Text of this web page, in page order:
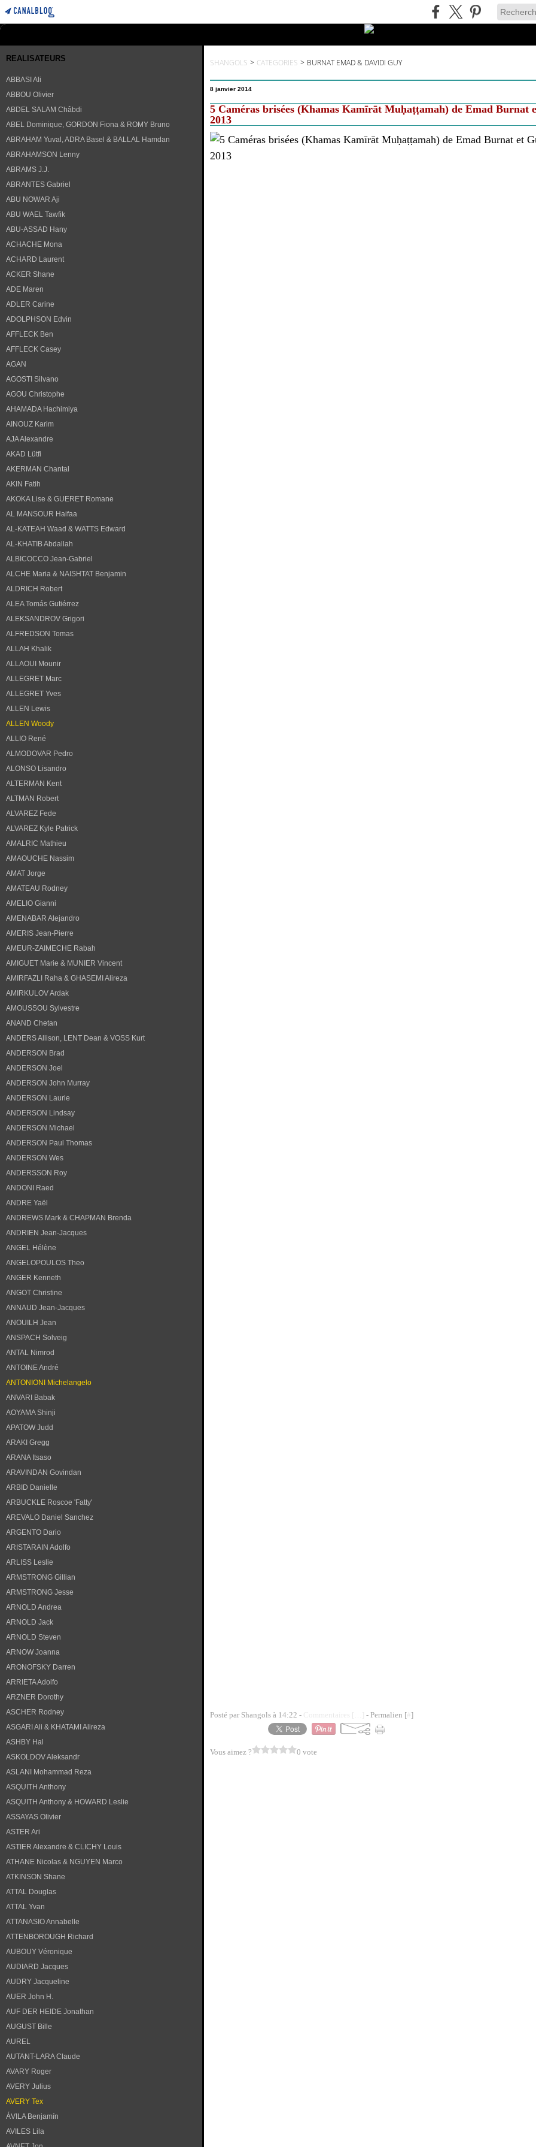
REALISATEURS
ABBASI Ali
ABBOU Olivier
ABDEL SALAM Châbdi
ABEL Dominique, GORDON Fiona & ROMY Bruno
ABRAHAM Yuval, ADRA Basel & BALLAL Hamdan
ABRAHAMSON Lenny
ABRAMS J.J.
ABRANTES Gabriel
ABU NOWAR Aji
ABU WAEL Tawfik
ABU-ASSAD Hany
ACHACHE Mona
ACHARD Laurent
ACKER Shane
ADE Maren
ADLER Carine
ADOLPHSON Edvin
AFFLECK Ben
AFFLECK Casey
AGAN
AGOSTI Silvano
AGOU Christophe
AHAMADA Hachimiya
AINOUZ Karim
AJA Alexandre
AKAD Lütfi
AKERMAN Chantal
AKIN Fatih
AKOKA Lise & GUERET Romane
AL MANSOUR Haifaa
AL-KATEAH Waad & WATTS Edward
AL-KHATIB Abdallah
ALBICOCCO Jean-Gabriel
ALCHE Maria & NAISHTAT Benjamin
ALDRICH Robert
ALEA Tomás Gutiérrez
ALEKSANDROV Grigori
ALFREDSON Tomas
ALLAH Khalik
ALLAOUI Mounir
ALLEGRET Marc
ALLEGRET Yves
ALLEN Lewis
ALLEN Woody
ALLIO René
ALMODOVAR Pedro
ALONSO Lisandro
ALTERMAN Kent
ALTMAN Robert
ALVAREZ Fede
ALVAREZ Kyle Patrick
AMALRIC Mathieu
AMAOUCHE Nassim
AMAT Jorge
AMATEAU Rodney
AMELIO Gianni
AMENABAR Alejandro
AMERIS Jean-Pierre
AMEUR-ZAIMECHE Rabah
AMIGUET Marie & MUNIER Vincent
AMIRFAZLI Raha & GHASEMI Alireza
AMIRKULOV Ardak
AMOUSSOU Sylvestre
ANAND Chetan
ANDERS Allison, LENT Dean & VOSS Kurt
ANDERSON Brad
ANDERSON Joel
ANDERSON John Murray
ANDERSON Laurie
ANDERSON Lindsay
ANDERSON Michael
ANDERSON Paul Thomas
ANDERSON Wes
ANDERSSON Roy
ANDONI Raed
ANDRE Yaël
ANDREWS Mark & CHAPMAN Brenda
ANDRIEN Jean-Jacques
ANGEL Hélène
ANGELOPOULOS Theo
ANGER Kenneth
ANGOT Christine
ANNAUD Jean-Jacques
ANOUILH Jean
ANSPACH Solveig
ANTAL Nimrod
ANTOINE André
ANTONIONI Michelangelo
ANVARI Babak
AOYAMA Shinji
APATOW Judd
ARAKI Gregg
ARANA Itsaso
ARAVINDAN Govindan
ARBID Danielle
ARBUCKLE Roscoe 'Fatty'
AREVALO Daniel Sanchez
ARGENTO Dario
ARISTARAIN Adolfo
ARLISS Leslie
ARMSTRONG Gillian
ARMSTRONG Jesse
ARNOLD Andrea
ARNOLD Jack
ARNOLD Steven
ARNOW Joanna
ARONOFSKY Darren
ARRIETA Adolfo
ARZNER Dorothy
ASCHER Rodney
ASGARI Ali & KHATAMI Alireza
ASHBY Hal
ASKOLDOV Aleksandr
ASLANI Mohammad Reza
ASQUITH Anthony
ASQUITH Anthony & HOWARD Leslie
ASSAYAS Olivier
ASTER Ari
ASTIER Alexandre & CLICHY Louis
ATHANE Nicolas & NGUYEN Marco
ATKINSON Shane
ATTAL Douglas
ATTAL Yvan
ATTANASIO Annabelle
ATTENBOROUGH Richard
AUBOUY Véronique
AUDIARD Jacques
AUDRY Jacqueline
AUER John H.
AUF DER HEIDE Jonathan
AUGUST Bille
AUREL
AUTANT-LARA Claude
AVARY Roger
AVERY Julius
AVERY Tex
ÁVILA Benjamín
AVILES Lila
SHANGOLS > CATEGORIES > BURNAT EMAD & DAVIDI GUY
8 janvier 2014
5 Caméras brisées (Khamas Kamīrāt Muḥaṭṭamah) de Emad Burnat
2013
Posté par Shangols à 14:22 - Commentaires [ - Permalien [ ]
Vous aimez ? 0 vote